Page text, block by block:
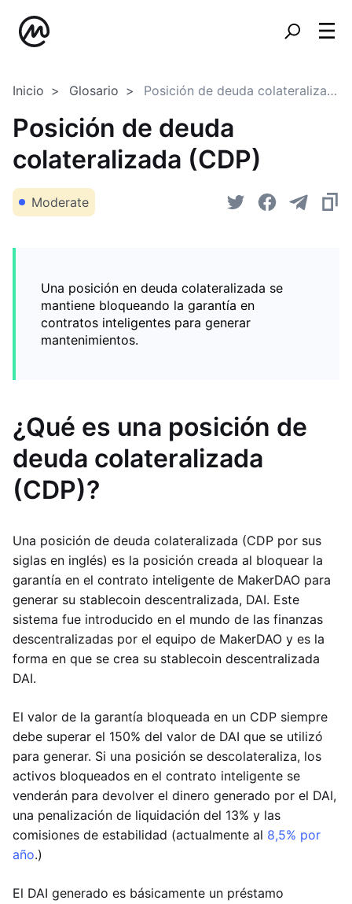
Inicio Glosario Posición de deuda colateralizada (CDP)
Posición de deuda
colateralizada (CDP)
Moderate
Una posición en deuda colateralizada se
mantiene bloqueando la garantía en
contratos inteligentes para generar
mantenimientos.
¿Qué es una posición de
deuda colateralizada
(CDP)?
Una posición de deuda colateralizada (CDP por sus
siglas en inglés) es la posición creada al bloquear la
garantía en el contrato inteligente de MakerDAO para
generar su stablecoin descentralizada, DAI. Este
sistema fue introducido en el mundo de las finanzas
descentralizadas por el equipo de MakerDAO y es la
forma en que se crea su stablecoin descentralizada
DAI.
El valor de la garantía bloqueada en un CDP siempre
debe superar el 150% del valor de DAI que se utilizó
para generar. Si una posición se descolateraliza, los
activos bloqueados en el contrato inteligente se
venderán para devolver el dinero generado por el DAI,
una penalización de liquidación del 13% y las
comisiones de estabilidad (actualmente al 8,5% por
año.)
El DAI generado es básicamente un préstamo